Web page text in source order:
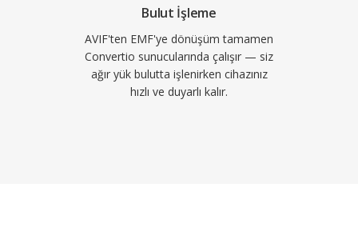
Bulut İşleme
AVIF'ten EMF'ye dönüşüm tamamen
Convertio sunucularında çalışır — siz
ağır yük bulutta işlenirken cihazınız
hızlı ve duyarlı kalır.